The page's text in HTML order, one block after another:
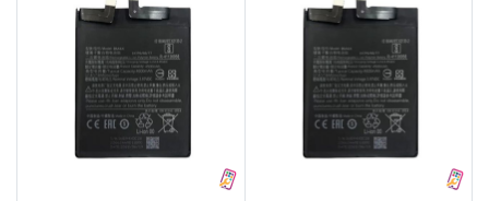
Tặng dán Cường lực, Ốp lưng khi
Tặng Voucher Giảm giá mua máy
& sửa chữa trị giá 50.000đTặng dán
Cường lực, Ốp lưng khi mua BHV
Tặng Voucher Giảm giá mua máy
& sửa chữa trị giá 50.000đ
Tặng dán Cường lực, Ốp lưng khi
Tặng Voucher Giảm giá mua máy
& sửa chữa trị giá 50.000đTặng dán
Cường lực, Ốp lưng khi mua BHV
Tặng Voucher Giảm giá mua máy
& sửa chữa trị giá 50.000đ